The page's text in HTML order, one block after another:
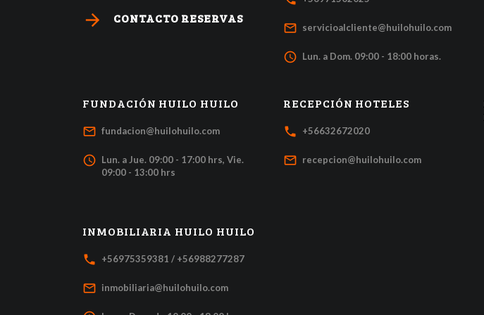
arrow_forward CONTACTO RESERVAS
mail_outline servicioalcliente@huilohuilo.com
access_time Lun. a Dom. 09:00 - 18:00 horas.
FUNDACIÓN HUILO HUILO
mail_outline fundacion@huilohuilo.com
access_time Lun. a Jue. 09:00 - 17:00 hrs, Vie.
09:00 - 13:00 hrs
RECEPCIÓN HOTELES
local_phone +56632672020
mail_outline recepcion@huilohuilo.com
INMOBILIARIA HUILO HUILO
local_phone +56975359381 / +56988277287
mail_outline inmobiliaria@huilohuilo.com